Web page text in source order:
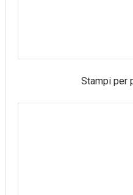
Stampi per